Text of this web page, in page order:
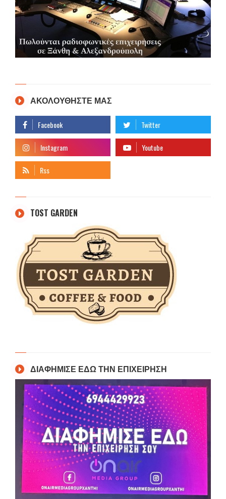
ΑΚΟΛΟΥΘΗΣΤΕ ΜΑΣ
TOST GARDEN
ΔΙΑΦΗΜΙΣΕ ΕΔΩ ΤΗΝ ΕΠΙΧΕΙΡΗΣΗ